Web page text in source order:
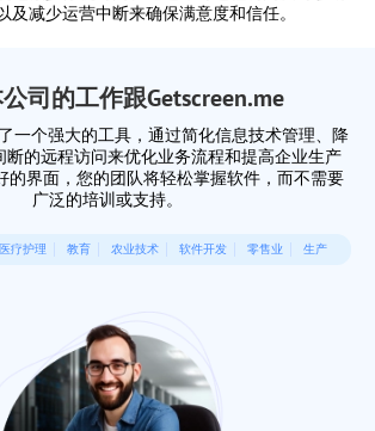
及减少运营中断来确保满意度和信任。
司的工作跟Getscreen.me
一个强大的工具，通过简化信息技术管理、降
断的远程访问来优化业务流程和提高企业生产
的界面，您的团队将轻松掌握软件，而不需要
广泛的培训或支持。
医疗护理 教育 农业技术 软件开发 零售业 生产